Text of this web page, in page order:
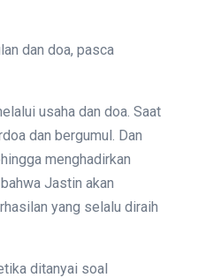
dan doa, pasca
usaha dan doa. Saat
dan bergumul. Dan
menghadirkan
Jastin akan
yang selalu diraih
ditanyai soal